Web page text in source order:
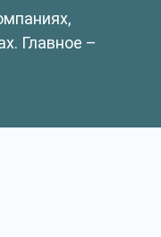
Главное –